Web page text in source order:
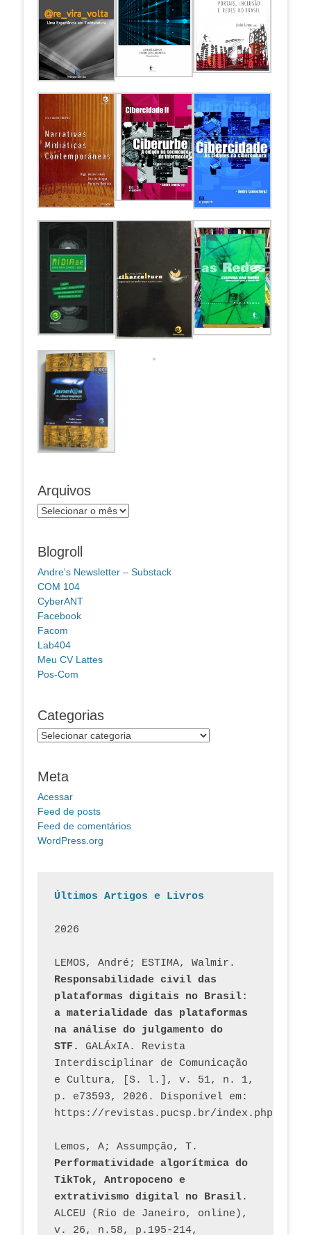
Arquivos
Arquivos
Blogroll
Andre's Newsletter – Substack
COM 104
CyberANT
Facebook
Facom
Lab404
Meu CV Lattes
Pos-Com
Categorias
Categorias
Meta
Acessar
Feed de posts
Feed de comentários
WordPress.org
Últimos Artigos e Livros
2026
Responsabilidade civil das
plataformas digitais no Brasil:
a materialidade das plataformas
na análise do julgamento do
STF.
GALÁxIA. Revista
Interdisciplinar de Comunicação
e Cultura, [S. l.], v. 51, n. 1,
p. e73593, 2026. Disponível em:
Performatividade algorítmica do
TikTok, Antropoceno e
extrativismo digital no Brasil.
ALCEU (Rio de Janeiro, online),
v. 26, n.58, p.195-214,